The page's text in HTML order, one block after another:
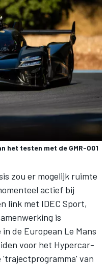
het testen met de GMR-001
zou er mogelijk ruimte
actief bij
link met IDEC Sport,
is
de European Le Mans
voor het Hypercar-
'trajectprogramma' van